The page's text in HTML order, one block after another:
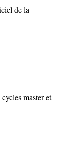
de la
master et